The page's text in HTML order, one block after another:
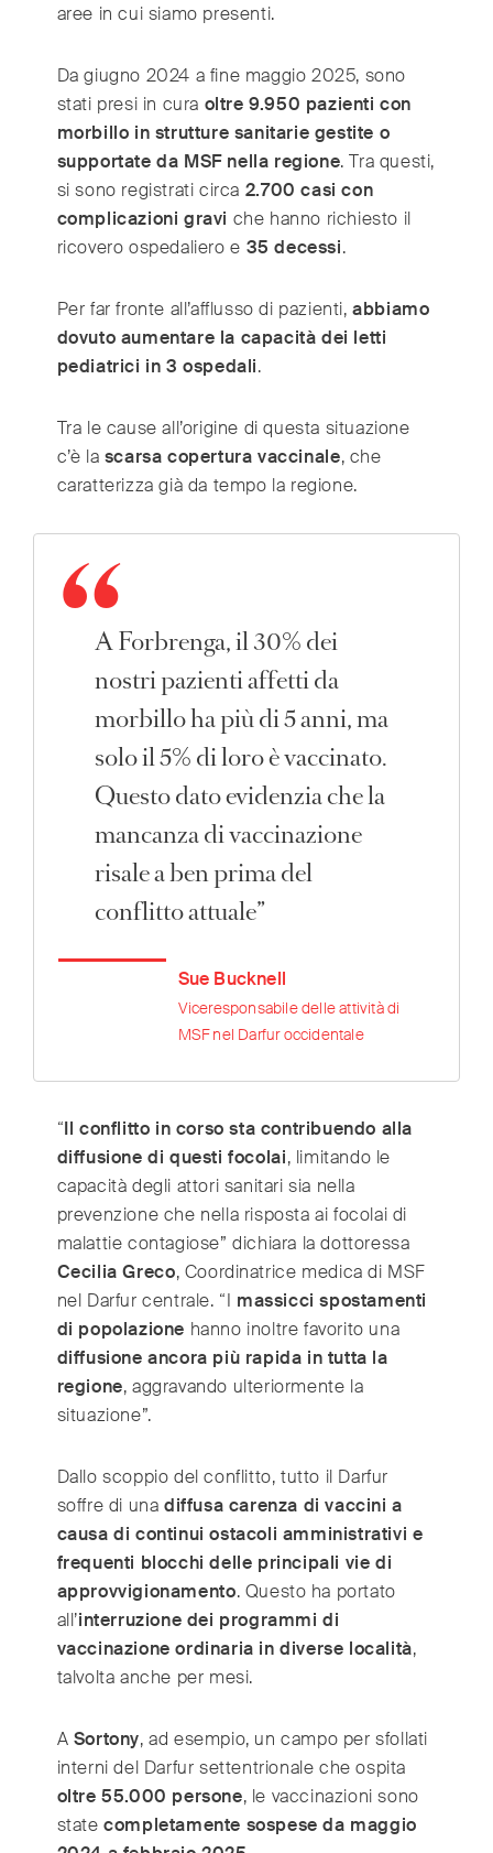
aree in cui siamo presenti.
Da giugno 2024 a fine maggio 2025, sono
stati presi in cura oltre 9.950 pazienti con
morbillo in strutture sanitarie gestite o
supportate da MSF nella regione. Tra questi,
si sono registrati circa 2.700 casi con
complicazioni gravi che hanno richiesto il
ricovero ospedaliero e 35 decessi.
Per far fronte all’afflusso di pazienti,abbiamo
dovuto aumentare la capacità dei letti
pediatrici in 3 ospedali.
Tra le cause all’origine di questa situazione
c’è la scarsa copertura vaccinale, che
caratterizza già da tempo la regione.
A Forbrenga, il 30% dei
nostri pazienti affetti da
morbillo ha più di 5 anni, ma
solo il 5% di loro è vaccinato.
Questo dato evidenzia che la
mancanza di vaccinazione
risale a ben prima del
conflitto attuale”
Sue Bucknell
Viceresponsabile delle attività di
MSF nel Darfur occidentale
“Il conflitto in corso sta contribuendo alla
diffusione di questi focolai, limitando le
capacità degli attori sanitari sia nella
prevenzione che nella risposta ai focolai di
malattie contagiose” dichiara la dottoressa
Cecilia Greco, Coordinatrice medica di MSF
nel Darfur centrale. “I massicci spostamenti
di popolazione hanno inoltre favorito una
diffusione ancora più rapida in tutta la
regione, aggravando ulteriormente la
situazione”.
Dallo scoppio del conflitto, tutto il Darfur
soffre di unadiffusa carenza di vaccini a
causa di continui ostacoli amministrativi e
frequenti blocchi delle principali vie di
approvvigionamento. Questo ha portato
all’interruzione dei programmi di
vaccinazione ordinaria in diverse località,
talvolta anche per mesi.
A Sortony, ad esempio, un campo per sfollati
interni del Darfur settentrionale che ospita
oltre 55.000 persone, le vaccinazioni sono
statecompletamente sospese da maggio
United States (English)